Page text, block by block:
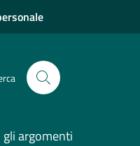
gli argomenti